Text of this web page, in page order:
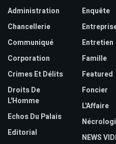
Administration
Chancellerie
Communiqué
Corporation
Crimes Et Délits
Droits De
L'Homme
Echos Du Palais
Editorial
Enquête
Entretien
Famille
Featured
Foncier
L'Affaire
NEWS